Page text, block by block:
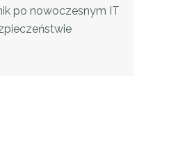
po nowoczesnym IT